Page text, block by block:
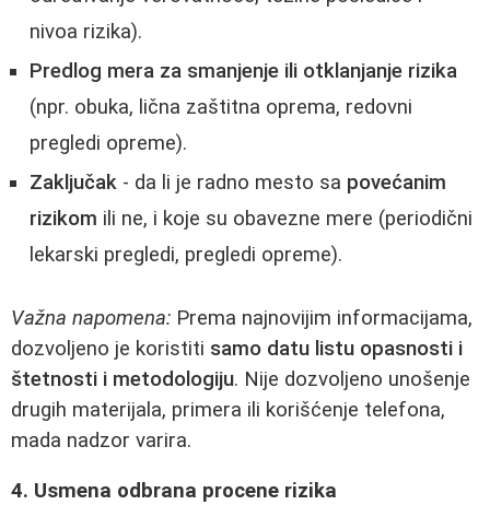
nivoa rizika).
Predlog mera za smanjenje ili otklanjanje rizika
(npr. obuka, lična zaštitna oprema, redovni
pregledi opreme).
Zaključak - da li je radno mesto sa povećanim
rizikom ili ne, i koje su obavezne mere (periodični
lekarski pregledi, pregledi opreme).
Važna napomena: Prema najnovijim informacijama,
dozvoljeno je koristiti samo datu listu opasnosti i
štetnosti i metodologiju. Nije dozvoljeno unošenje
drugih materijala, primera ili korišćenje telefona,
mada nadzor varira.
4. Usmena odbrana procene rizika